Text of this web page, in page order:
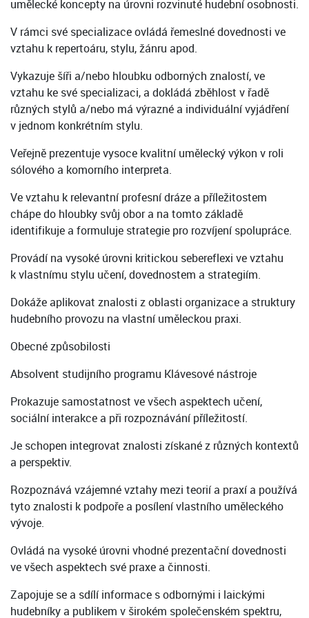
umělecké koncepty na úrovni rozvinuté hudební osobnosti.
V rámci své specializace ovládá řemeslné dovednosti ve
vztahu k repertoáru, stylu, žánru apod.
Vykazuje šíři a/nebo hloubku odborných znalostí, ve
vztahu ke své specializaci, a dokládá zběhlost v řadě
různých stylů a/nebo má výrazné a individuální vyjádření
v jednom konkrétním stylu.
Veřejně prezentuje vysoce kvalitní umělecký výkon v roli
sólového a komorního interpreta.
Ve vztahu k relevantní profesní dráze a příležitostem
chápe do hloubky svůj obor a na tomto základě
identifikuje a formuluje strategie pro rozvíjení spolupráce.
Provádí na vysoké úrovni kritickou sebereflexi ve vztahu
k vlastnímu stylu učení, dovednostem a strategiím.
Dokáže aplikovat znalosti z oblasti organizace a struktury
hudebního provozu na vlastní uměleckou praxi.
Obecné způsobilosti
Absolvent studijního programu Klávesové nástroje
Prokazuje samostatnost ve všech aspektech učení,
sociální interakce a při rozpoznávání příležitostí.
Je schopen integrovat znalosti získané z různých kontextů
a perspektiv.
Rozpoznává vzájemné vztahy mezi teorií a praxí a používá
tyto znalosti k podpoře a posílení vlastního uměleckého
vývoje.
Ovládá na vysoké úrovni vhodné prezentační dovednosti
ve všech aspektech své praxe a činnosti.
Zapojuje se a sdílí informace s odbornými i laickými
hudebníky a publikem v širokém společenském spektru,